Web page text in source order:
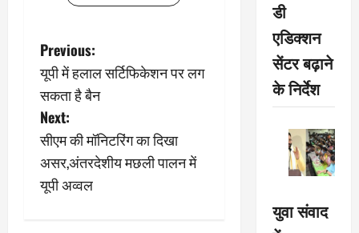
P
o
s
t
n
Previous:
यूपी में हलाल सर्टिफिकेशन पर लग
सकता है बैन
Next:
सीएम की मॉनिटरिंग का दिखा
असर,अंतरदेशीय मछली पालन में
यूपी अव्वल
डी
एडिक्शन
सेंटर बढ़ाने
के निर्देश
युवा संवाद